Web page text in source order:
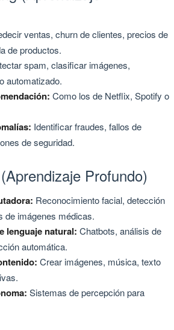
ventas, churn de clientes, precios de
de productos.
spam, clasificar imágenes,
automatizado.
Como los de Netflix, Spotify o
Identificar fraudes, fallos de
de seguridad.
Profundo)
Reconocimiento facial, detección
de imágenes médicas.
lenguaje natural: Chatbots, análisis de
automática.
Crear imágenes, música, texto
Sistemas de percepción para